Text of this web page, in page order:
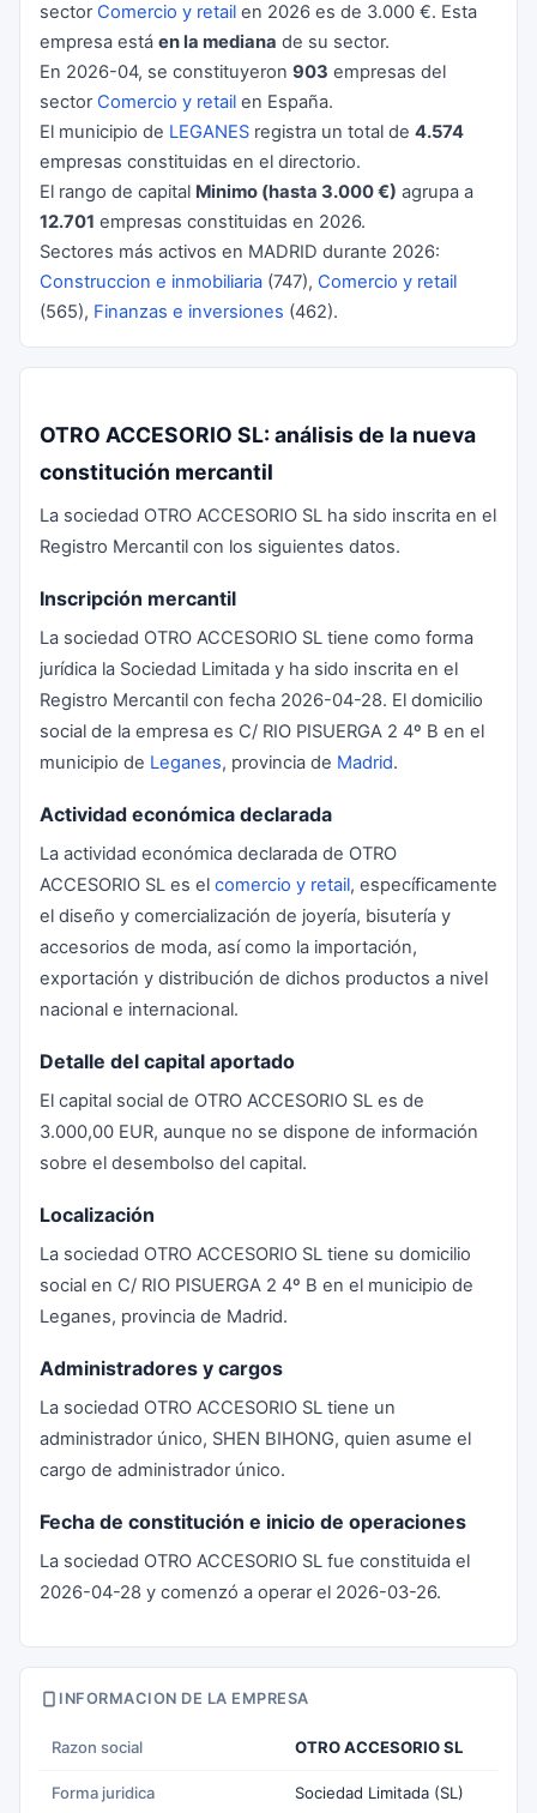
sector Comercio y retail en 2026 es de 3.000 €. Esta
empresa está en la mediana de su sector.
En 2026-04, se constituyeron 903 empresas del
sector Comercio y retail en España.
El municipio de LEGANES registra un total de 4.574
empresas constituidas en el directorio.
El rango de capital Minimo (hasta 3.000 €) agrupa a
12.701 empresas constituidas en 2026.
Sectores más activos en MADRID durante 2026:
Construccion e inmobiliaria (747), Comercio y retail
(565), Finanzas e inversiones (462).
OTRO ACCESORIO SL: análisis de la nueva
constitución mercantil
La sociedad OTRO ACCESORIO SL ha sido inscrita en el
Registro Mercantil con los siguientes datos.
Inscripción mercantil
La sociedad OTRO ACCESORIO SL tiene como forma
jurídica la Sociedad Limitada y ha sido inscrita en el
Registro Mercantil con fecha 2026-04-28. El domicilio
social de la empresa es C/ RIO PISUERGA 2 4º B en el
municipio de Leganes, provincia de Madrid.
Actividad económica declarada
La actividad económica declarada de OTRO
ACCESORIO SL es el comercio y retail, específicamente
el diseño y comercialización de joyería, bisutería y
accesorios de moda, así como la importación,
exportación y distribución de dichos productos a nivel
nacional e internacional.
Detalle del capital aportado
El capital social de OTRO ACCESORIO SL es de
3.000,00 EUR, aunque no se dispone de información
sobre el desembolso del capital.
Localización
La sociedad OTRO ACCESORIO SL tiene su domicilio
social en C/ RIO PISUERGA 2 4º B en el municipio de
Leganes, provincia de Madrid.
Administradores y cargos
La sociedad OTRO ACCESORIO SL tiene un
administrador único, SHEN BIHONG, quien asume el
cargo de administrador único.
Fecha de constitución e inicio de operaciones
La sociedad OTRO ACCESORIO SL fue constituida el
2026-04-28 y comenzó a operar el 2026-03-26.
INFORMACION DE LA EMPRESA
Razon social OTRO ACCESORIO SL
Forma juridica Sociedad Limitada (SL)